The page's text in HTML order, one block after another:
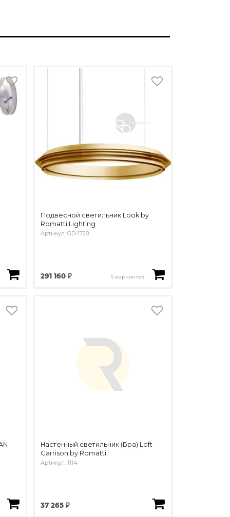
Подвесной светильник Look by
Romatti Lighting
Артикул: GD-1728
291 160 ₽ 6 вариантов
Настенный светильник (Бра) Loft
Garrison by Romatti
Артикул: 1114
37 265 ₽